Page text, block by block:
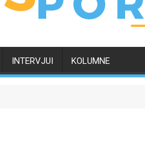
INTERVJUI KOLUMNE